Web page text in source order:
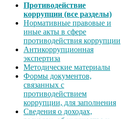
Противодействие
коррупции (все разделы)
Нормативные правовые и
иные акты в сфере
противодействия коррупции
Антикоррупционная
экспертиза
Методические материалы
Формы документов,
связанных с
противодействием
коррупции, для заполнения
Сведения о доходах,